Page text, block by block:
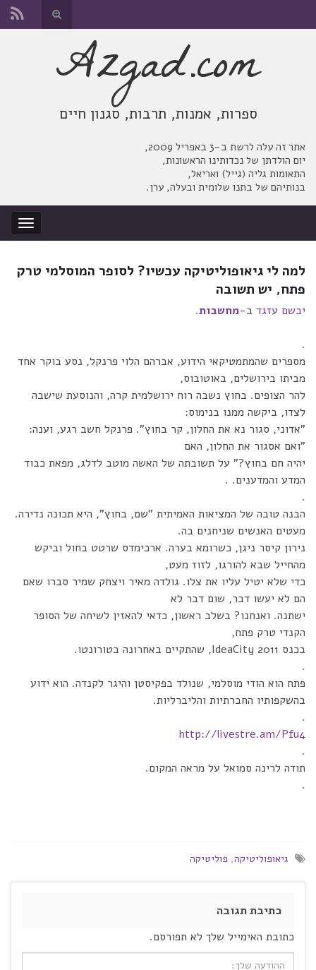
החלף
טופס
אתר זה עלה לרשת ב-3 באפריל 2009,
יום הולדתן של נכדותינו הראשונות,
התאומות גליה (גייל) ואריאל,
בנותיהם של בתנו שלומית ובעלה, ערן.
החלף
ניווט
Azgad.com
ספרות, אמנות, תרבות, סגנון חיים
למה לי גיאופוליטיקה עכשיו? לסופר המוסלמי טרק
פתח, יש תשובה
יבשם עזגד ב-מחשבות.
.
מספרים שהמתמטיקאי הידוע, אברהם הלוי פרנקל, נסע בוקר אחד
מביתו בירושלים, באוטובוס,
להר הצופים. בחוץ נשבה רוח ירושלמית קרה, והנוסעת שישבה
לצדו, ביקשה ממנו בנימוס:
"אדוני, סגור נא את החלון, קר בחוץ". פרנקל חשב רגע, וענה:
"ואם אסגור את החלון, האם
יהיה חם בחוץ?" על תשובתה של האשה מוטב לדלג, מפאת כבוד
המדע והמדענים. .
.
הבנה טובה של המציאות האמיתית "שם, בחוץ", היא תכונה נדירה.
מעטים האנשים שניחנים בה.
נירון קיסר ניגן, כשרומא בערה. ארכימדס שרטט בחול וביקש
מהחייל שבא להורגו, לזוז מעט,
כדי שלא יטיל עליו את צלו. גולדה מאיר ויצחק שמיר סברו שאם
הם לא יעשו דבר, שום דבר לא
ישתנה. ואנחנו? בשלב ראשון, כדאי להאזין לשיחה של הסופר
הקנדי טרק פתח,
בכנס IdeaCity 2011, שהתקיים באחרונה בטורונטו.
.
פתח הוא הודי מוסלמי, שנולד בפקיסטן והיגר לקנדה. הוא ידוע
בהשקפותיו החברתיות והליברליות.
.
http://livestre.am/Pfu4
.
תודה לרינה סמואל על מראה המקום.
.
גיאופוליטיקה, פוליטיקה
כתיבת תגובה
כתובת האימייל שלך לא תפורסם.